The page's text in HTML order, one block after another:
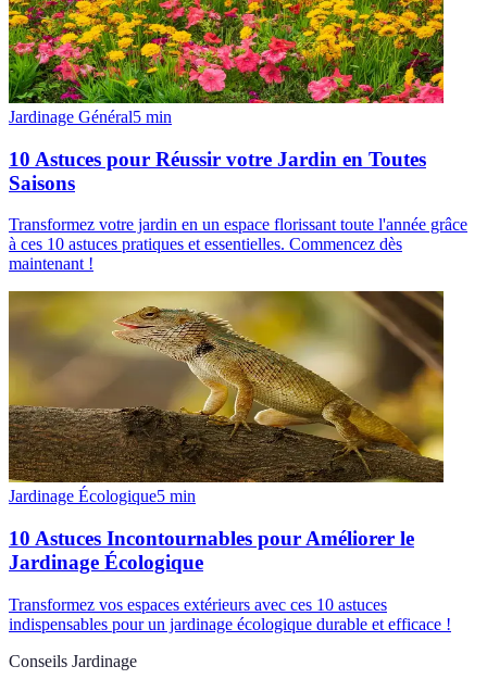
Jardinage Général5 min
10 Astuces pour Réussir votre Jardin en Toutes
Saisons
Transformez votre jardin en un espace florissant toute l'année grâce
à ces 10 astuces pratiques et essentielles. Commencez dès
maintenant !
Jardinage Écologique5 min
10 Astuces Incontournables pour Améliorer le
Jardinage Écologique
Transformez vos espaces extérieurs avec ces 10 astuces
indispensables pour un jardinage écologique durable et efficace !
Conseils Jardinage